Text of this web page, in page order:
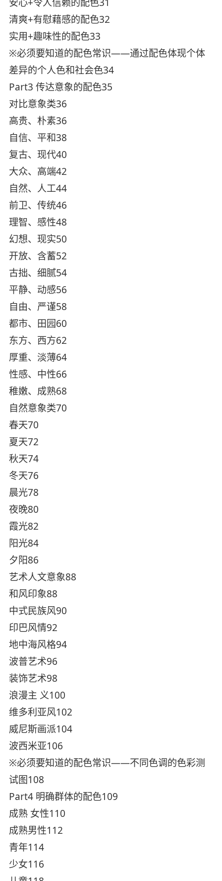
安心+令人信赖的配色31
清爽+有慰藉感的配色32
实用+趣味性的配色33
※必须要知道的配色常识——通过配色体现个体
差异的个人色和社会色34
Part3 传达意象的配色35
对比意象类36
高贵、朴素36
自信、平和38
复古、现代40
大众、高端42
自然、人工44
前卫、传统46
理智、感性48
幻想、现实50
开放、含蓄52
古拙、细腻54
平静、动感56
自由、严谨58
都市、田园60
东方、西方62
厚重、淡薄64
性感、中性66
稚嫩、成熟68
自然意象类70
春天70
夏天72
秋天74
冬天76
晨光78
夜晚80
霞光82
阳光84
夕阳86
艺术人文意象88
和风印象88
中式民族风90
印巴风情92
地中海风格94
波普艺术96
装饰艺术98
浪漫主 义100
维多利亚风102
威尼斯画派104
波西米亚106
※必须要知道的配色常识——不同色调的色彩测
试图108
Part4 明确群体的配色109
成熟 女性110
成熟男性112
青年114
少女116